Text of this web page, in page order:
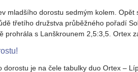
mladšího dorostu sedmým kolem.
třetího družstva průběžného pořadí
prohrála s Lanškrounem 2,5:3,5. Ortex
je na čele tabulky duo Ortex –